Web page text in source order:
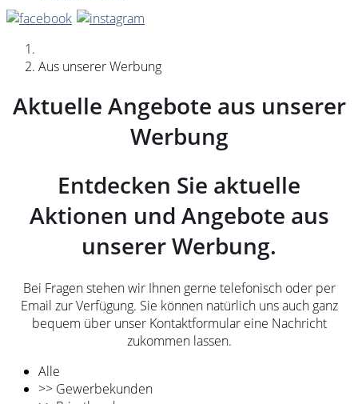
Aus unserer Werbung
Aktuelle Angebote aus unserer
Werbung
Entdecken Sie aktuelle
Aktionen und Angebote aus
unserer Werbung.
Bei Fragen stehen wir Ihnen gerne telefonisch oder per
Email zur Verfügung. Sie können natürlich uns auch ganz
bequem über unser Kontaktformular eine Nachricht
zukommen lassen.
Alle
>> Gewerbekunden